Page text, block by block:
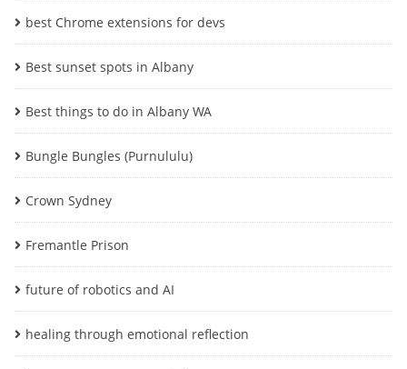
best Chrome extensions for devs
Best sunset spots in Albany
Best things to do in Albany WA
Bungle Bungles (Purnululu)
Crown Sydney
Fremantle Prison
future of robotics and AI
healing through emotional reflection